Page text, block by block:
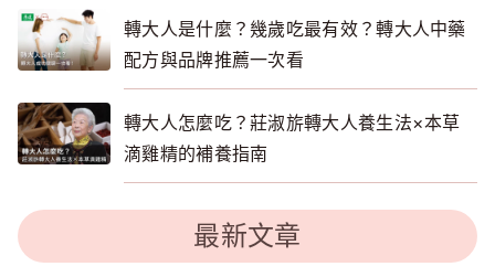
轉大人是什麼？幾歲吃最有效？轉大人中藥
配方與品牌推薦一次看
轉大人怎麼吃？莊淑旂轉大人養生法×本草
滴雞精的補養指南
最新文章